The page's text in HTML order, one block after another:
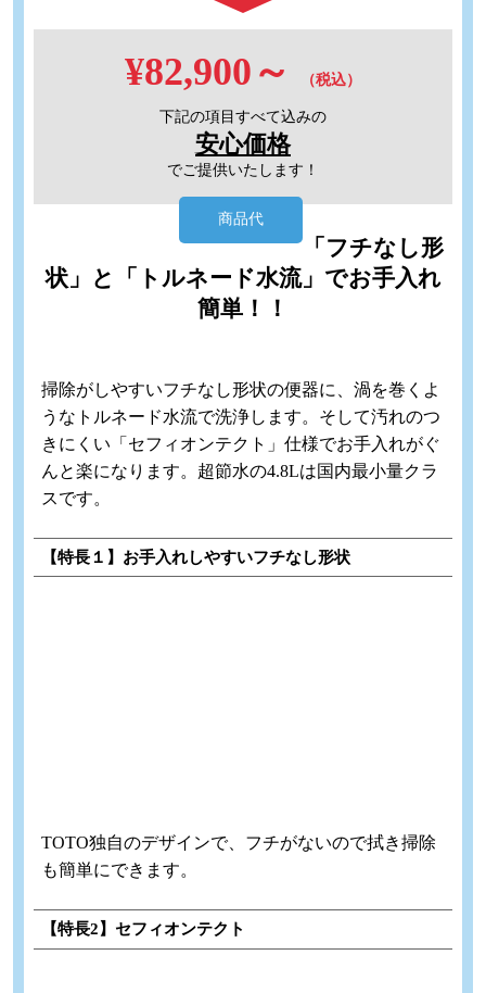
¥82,900～ （税込）
下記の項目すべて込みの
安心価格
でご提供いたします！
商品代
「フチなし形
状」と「トルネード水流」でお手入れ
簡単！！
掃除がしやすいフチなし形状の便器に、渦を巻くよ
うなトルネード水流で洗浄します。そして汚れのつ
きにくい「セフィオンテクト」仕様でお手入れがぐ
んと楽になります。超節水の4.8Lは国内最小量クラ
スです。
【特長１】お手入れしやすいフチなし形状
TOTO独自のデザインで、フチがないので拭き掃除
も簡単にできます。
【特長2】セフィオンテクト